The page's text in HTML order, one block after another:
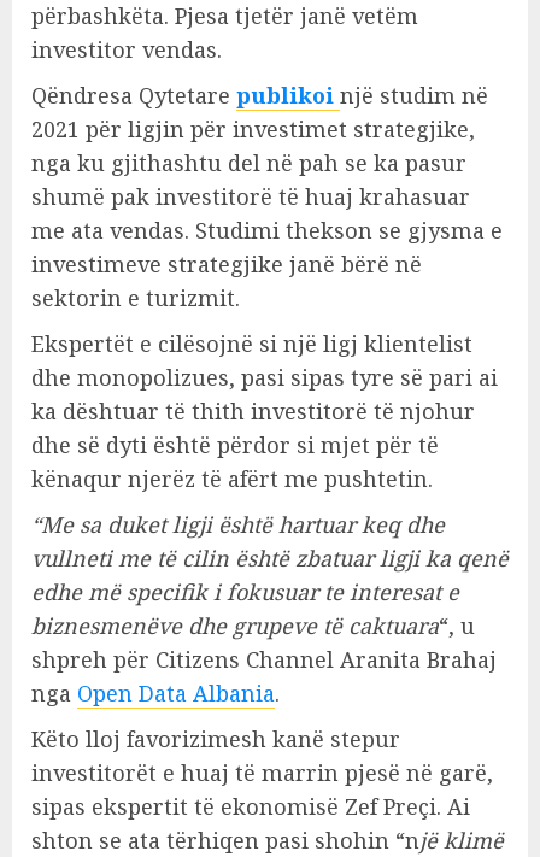
përbashkëta. Pjesa tjetër janë vetëm
investitor vendas.
Qëndresa Qytetare publikoi një studim në
2021 për ligjin për investimet strategjike,
nga ku gjithashtu del në pah se ka pasur
shumë pak investitorë të huaj krahasuar
me ata vendas. Studimi thekson se gjysma e
investimeve strategjike janë bërë në
sektorin e turizmit.
Ekspertët e cilësojnë si një ligj klientelist
dhe monopolizues, pasi sipas tyre së pari ai
ka dështuar të thith investitorë të njohur
dhe së dyti është përdor si mjet për të
kënaqur njerëz të afërt me pushtetin.
“Me sa duket ligji është hartuar keq dhe
vullneti me të cilin është zbatuar ligji ka qenë
edhe më specifik i fokusuar te interesat e
biznesmenëve dhe grupeve të caktuara“, u
shpreh për Citizens Channel Aranita Brahaj
nga Open Data Albania.
Këto lloj favorizimesh kanë stepur
investitorët e huaj të marrin pjesë në garë,
sipas ekspertit të ekonomisë Zef Preçi. Ai
shton se ata tërhiqen pasi shohin “një klimë